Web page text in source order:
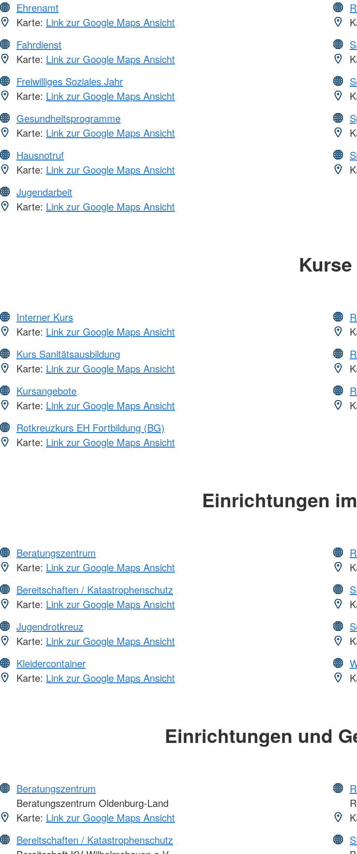
Ehrenamt
Karte: Link zur Google Maps Ansicht
Fahrdienst
Karte: Link zur Google Maps Ansicht
Freiwilliges Soziales Jahr
Karte: Link zur Google Maps Ansicht
Gesundheitsprogramme
Karte: Link zur Google Maps Ansicht
Hausnotruf
Karte: Link zur Google Maps Ansicht
Jugendarbeit
Karte: Link zur Google Maps Ansicht
Kurse
Interner Kurs
Karte: Link zur Google Maps Ansicht
Kurs Sanitätsausbildung
Karte: Link zur Google Maps Ansicht
Kursangebote
Karte: Link zur Google Maps Ansicht
Rotkreuzkurs EH Fortbildung (BG)
Karte: Link zur Google Maps Ansicht
Einrichtungen
Beratungszentrum
Karte: Link zur Google Maps Ansicht
Bereitschaften / Katastrophenschutz
Karte: Link zur Google Maps Ansicht
Jugendrotkreuz
Karte: Link zur Google Maps Ansicht
Kleidercontainer
Karte: Link zur Google Maps Ansicht
Einrichtungen und
Beratungszentrum
Beratungszentrum Oldenburg-Land
Karte: Link zur Google Maps Ansicht
Bereitschaften / Katastrophenschutz